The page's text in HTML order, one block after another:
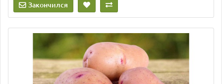
Закончился